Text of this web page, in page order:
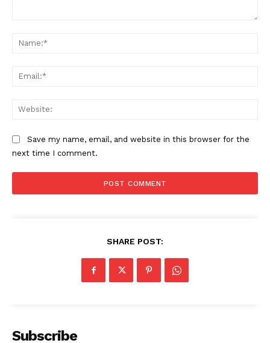
Save my name, email, and website in this browser for the
next time I comment.
SHARE POST:
Subscribe